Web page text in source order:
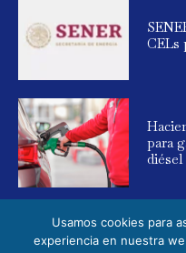
CELs
para
diésel
Usamos cookies para
experiencia en nuestra